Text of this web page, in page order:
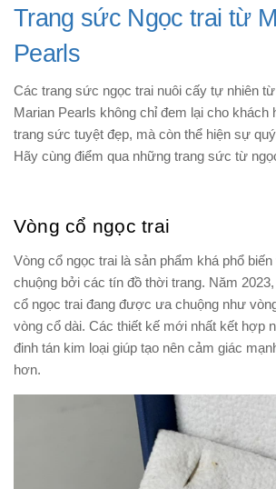
Trang sức Ngọc trai từ
Pearls
Các trang sức ngọc trai nuôi cấy tự nhiên
Marian Pearls không chỉ đem lại cho khách
trang sức tuyệt đẹp, mà còn thể hiện sự
Hãy cùng điểm qua những trang sức từ
Vòng cổ ngọc trai
Vòng cổ ngọc trai là sản phẩm khá phổ
chuộng bởi các tín đồ thời trang. Năm
cổ ngọc trai đang được ưa chuộng như
vòng cổ dài. Các thiết kế mới nhất kết hợp
đinh tán kim loại giúp tạo nên cảm giác
hơn.